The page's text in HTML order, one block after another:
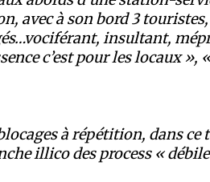
avec à son bord 3
insultant,
c’est pour les locaux
à répétition, dans
illico des process «